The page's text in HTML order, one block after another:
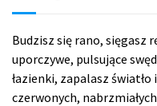
Budzisz się rano, sięgasz
uporczywe, pulsujące
łazienki, zapalasz
czerwonych,